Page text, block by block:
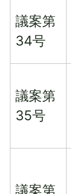
議案第
34号
議案第
35号
議案第